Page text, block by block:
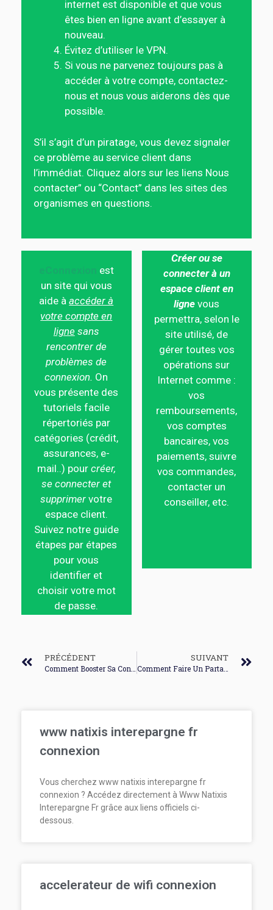
internet est disponible et que vous
êtes bien en ligne avant d’essayer à
nouveau.
Évitez d’utiliser le VPN.
Si vous ne parvenez toujours pas à
accéder à votre compte, contactez-
nous et nous vous aiderons dès que
possible.
S’il s’agit d’un piratage, vous devez signaler
ce problème au service client dans
l’immédiat. Cliquez alors sur les liens Nous
contacter” ou “Contact” dans les sites des
organismes en questions.
est
un site qui vous
aide àaccéder à
votre compte en
ligne sans
rencontrer de
problèmes de
connexion. On
vous présente des
tutoriels facile
répertoriés par
catégories (crédit,
assurances, e-
mail..) pour créer,
se connecter et
supprimer votre
espace client.
Suivez notre guide
étapes par étapes
pour vous
identifier et
choisir votre mot
de passe.
Créer ou se
connecter à un
espace client en
ligne vous
permettra, selon le
site utilisé, de
gérer toutes vos
opérations sur
Internet comme :
vos
remboursements,
vos comptes
bancaires, vos
paiements, suivre
vos commandes,
contacter un
conseiller, etc.
PRÉCÉDENT SUIVANT
www natixis interepargne fr
connexion
Vous cherchez www natixis interepargne fr
connexion ? Accédez directement à Www Natixis
Interepargne Fr grâce aux liens officiels ci-
dessous.
accelerateur de wifi connexion